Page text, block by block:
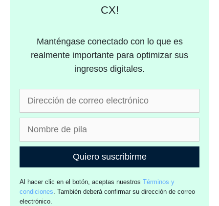
CX!
Manténgase conectado con lo que es
realmente importante para optimizar sus
ingresos digitales.
Quiero suscribirme
Al hacer clic en el botón, aceptas nuestrosTérminos y
condiciones. También deberá confirmar su dirección de correo
electrónico.